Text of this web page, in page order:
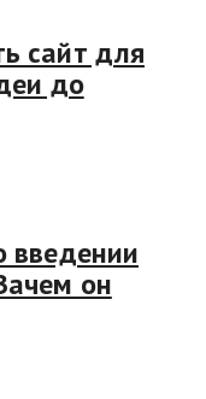
сайт для
до
введении
он